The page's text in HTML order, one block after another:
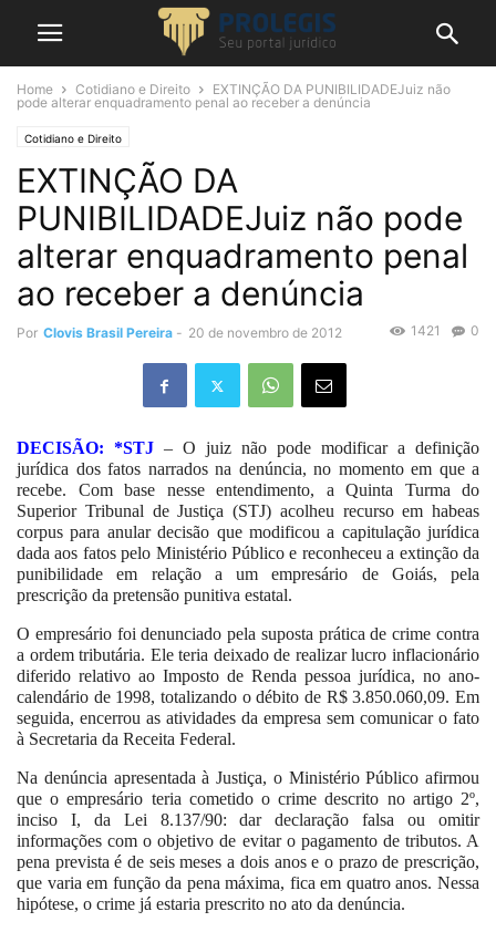
Home Cotidiano e Direito
EXTINÇÃO DA PUNIBILIDADEJuiz não
pode alterar enquadramento penal ao receber a denúncia
Cotidiano e Direito
EXTINÇÃO DA
PUNIBILIDADEJuiz não pode
alterar enquadramento penal
ao receber a denúncia
Por Clovis Brasil Pereira - 20 de novembro de 2012 0
1421
DECISÃO: *STJ – O juiz não pode modificar a definição
jurídica dos fatos narrados na denúncia, no momento em que a
recebe. Com base nesse entendimento, a Quinta Turma do
Superior Tribunal de Justiça (STJ) acolheu recurso em habeas
corpus para anular decisão que modificou a capitulação jurídica
dada aos fatos pelo Ministério Público e reconheceu a extinção da
punibilidade em relação a um empresário de Goiás, pela
prescrição da pretensão punitiva estatal.
O empresário foi denunciado pela suposta prática de crime contra
a ordem tributária. Ele teria deixado de realizar lucro inflacionário
diferido relativo ao Imposto de Renda pessoa jurídica, no ano-
calendário de 1998, totalizando o débito de R$ 3.850.060,09. Em
seguida, encerrou as atividades da empresa sem comunicar o fato
à Secretaria da Receita Federal.
Na denúncia apresentada à Justiça, o Ministério Público afirmou
que o empresário teria cometido o crime descrito no artigo 2º,
inciso I, da Lei 8.137/90: dar declaração falsa ou omitir
informações com o objetivo de evitar o pagamento de tributos. A
pena prevista é de seis meses a dois anos e o prazo de prescrição,
que varia em função da pena máxima, fica em quatro anos. Nessa
hipótese, o crime já estaria prescrito no ato da denúncia.